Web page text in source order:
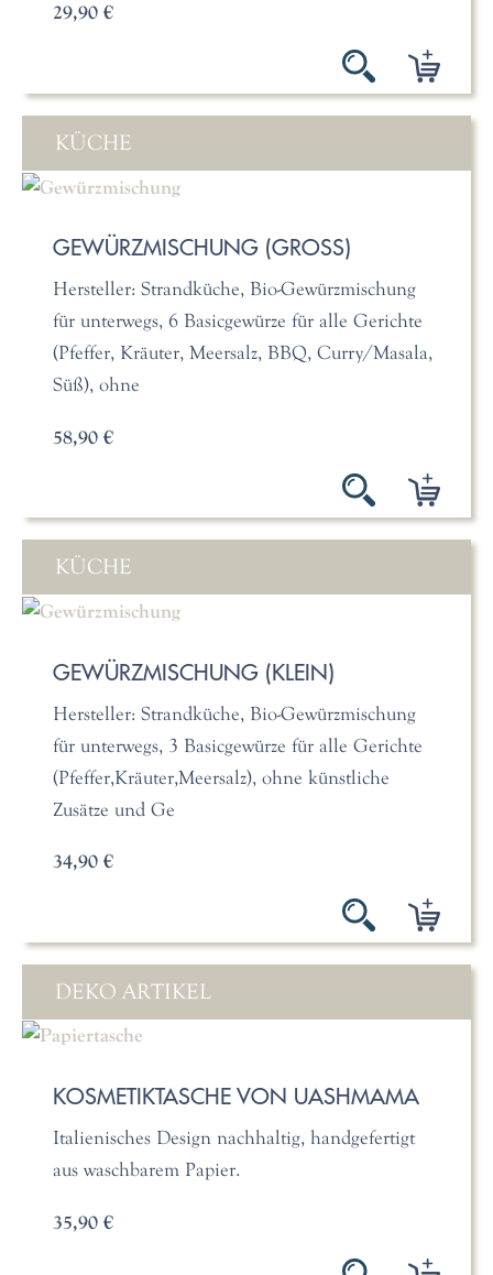
29,90 €
KÜCHE
GEWÜRZMISCHUNG (GROSS)
Hersteller: Strandküche, Bio-Gewürzmischung
für unterwegs, 6 Basicgewürze für alle Gerichte
(Pfeffer, Kräuter, Meersalz, BBQ, Curry/Masala,
Süß), ohne
58,90 €
KÜCHE
GEWÜRZMISCHUNG (KLEIN)
Hersteller: Strandküche, Bio-Gewürzmischung
für unterwegs, 3 Basicgewürze für alle Gerichte
(Pfeffer,Kräuter,Meersalz), ohne künstliche
Zusätze und Ge
34,90 €
DEKO ARTIKEL
KOSMETIKTASCHE VON UASHMAMA
Italienisches Design nachhaltig, handgefertigt
aus waschbarem Papier.
35,90 €